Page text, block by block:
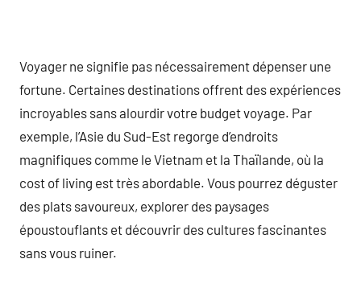
Voyager ne signifie pas nécessairement dépenser une
fortune. Certaines destinations offrent des expériences
incroyables sans alourdir votre budget voyage. Par
exemple, l’Asie du Sud-Est regorge d’endroits
magnifiques comme le Vietnam et la Thaïlande, où la
cost of living est très abordable. Vous pourrez déguster
des plats savoureux, explorer des paysages
époustouflants et découvrir des cultures fascinantes
sans vous ruiner.